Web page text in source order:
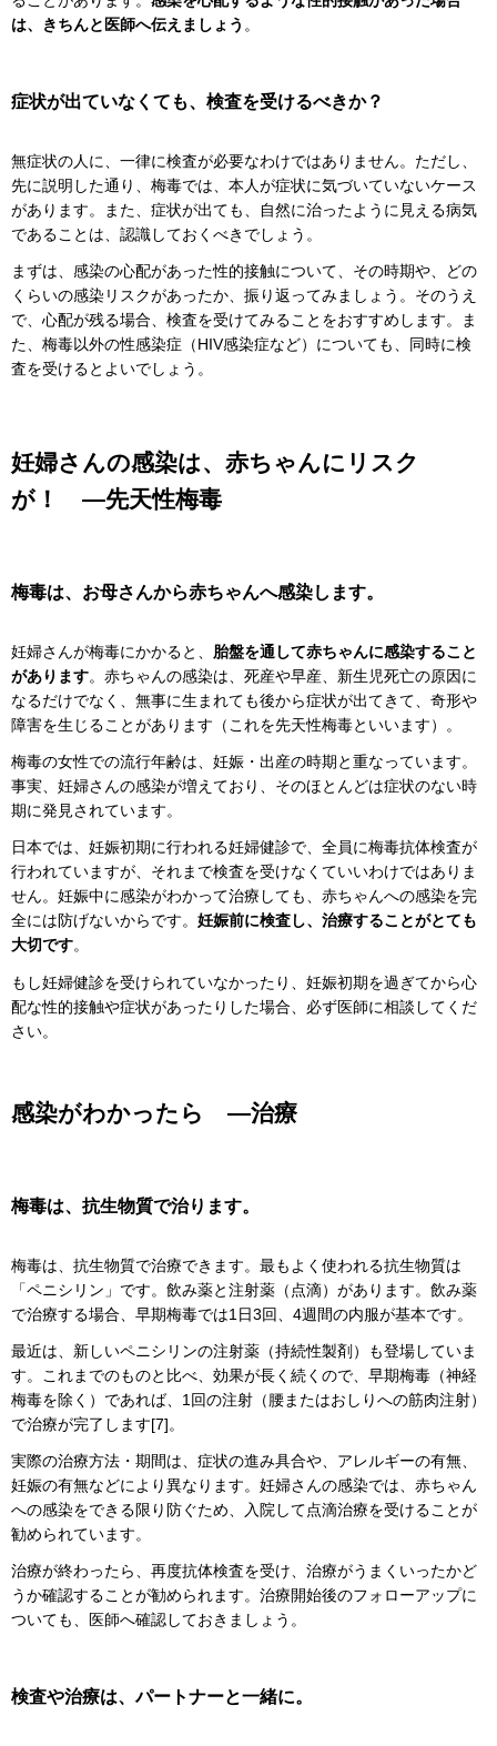
は、きちんと医師へ伝えましょう 。
症状が出ていなくても、検査を受けるべきか？
無症状の人に、一律に検査が必要なわけではありません。ただし、
先に説明した通り、梅毒では、本人が症状に気づいていないケース
があります。また、症状が出ても、自然に治ったように見える病気
であることは、認識しておくべきでしょう。
まずは、感染の心配があった性的接触について、その時期や、どの
くらいの感染リスクがあったか、振り返ってみましょう。そのうえ
で、心配が残る場合、検査を受けてみることをおすすめします。ま
た、梅毒以外の性感染症（HIV感染症など）についても、同時に検
査を受けるとよいでしょう。
妊婦さんの感染は、赤ちゃんにリスク
が！ ―先天性梅毒
梅毒は、お母さんから赤ちゃんへ感染します。
妊婦さんが梅毒にかかると、 胎盤を通して赤ちゃんに感染すること
があります。赤ちゃんの感染は、死産や早産、新生児死亡の原因に
なるだけでなく、無事に生まれても後から症状が出てきて、奇形や
障害を生じることがあります（これを先天性梅毒といいます）。
梅毒の女性での流行年齢は、妊娠・出産の時期と重なっています。
事実、妊婦さんの感染が増えており、そのほとんどは症状のない時
期に発見されています。
日本では、妊娠初期に行われる妊婦健診で、全員に梅毒抗体検査が
行われていますが、それまで検査を受けなくていいわけではありま
せん。妊娠中に感染がわかって治療しても、赤ちゃんへの感染を完
全には防げないからです。 妊娠前に検査し、治療することがとても
大切です。
もし妊婦健診を受けられていなかったり、妊娠初期を過ぎてから心
配な性的接触や症状があったりした場合、必ず医師に相談してくだ
さい。
感染がわかったら ―治療
梅毒は、抗生物質で治ります。
梅毒は、抗生物質で治療できます。最もよく使われる抗生物質は
「ペニシリン」です。飲み薬と注射薬（点滴）があります。飲み薬
で治療する場合、早期梅毒では1日3回、4週間の内服が基本です。
最近は、新しいペニシリンの注射薬（持続性製剤）も登場していま
す。これまでのものと比べ、効果が長く続くので、早期梅毒（神経
梅毒を除く）であれば、1回の注射（腰またはおしりへの筋肉注射）
で治療が完了します[7]。
実際の治療方法・期間は、症状の進み具合や、アレルギーの有無、
妊娠の有無などにより異なります。妊婦さんの感染では、赤ちゃん
への感染をできる限り防ぐため、入院して点滴治療を受けることが
勧められています。
治療が終わったら、再度抗体検査を受け、治療がうまくいったかど
うか確認することが勧められます。治療開始後のフォローアップに
ついても、医師へ確認しておきましょう。
検査や治療は、パートナーと一緒に。